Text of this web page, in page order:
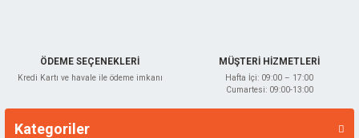
ÖDEME SEÇENEKLERİ
Kredi Kartı ve havale ile ödeme imkanı
MÜŞTERİ HİZMETLERİ
Hafta İçi: 09:00 – 17:00
Cumartesi: 09:00-13:00
Kategoriler
Markalar